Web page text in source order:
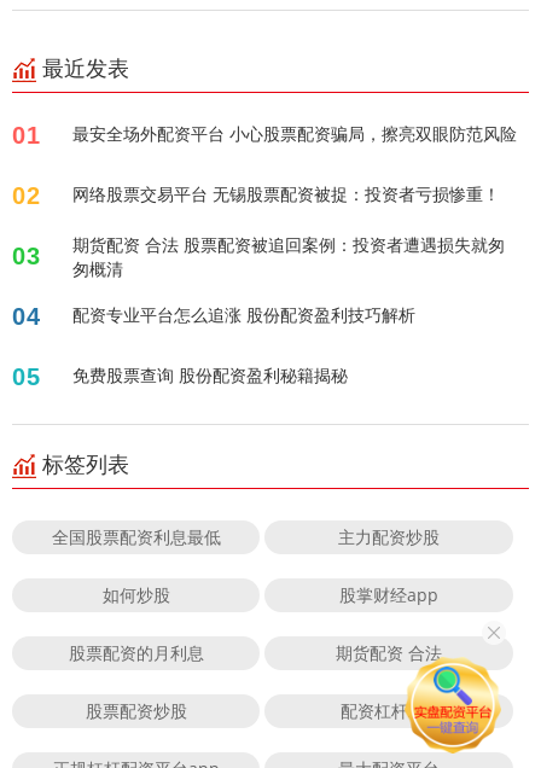
最近发表
01 最安全场外配资平台 小心股票配资骗局，擦亮双眼防范风险
02 网络股票交易平台 无锡股票配资被捉：投资者亏损惨重！
03
期货配资 合法 股票配资被追回案例：投资者遭遇损失就匆
匆概清
04 配资专业平台怎么追涨 股份配资盈利技巧解析
05 免费股票查询 股份配资盈利秘籍揭秘
标签列表
全国股票配资利息最低 主力配资炒股
如何炒股 股掌财经app
股票配资的月利息 期货配资 合法
股票配资炒股 配资杠杆APP